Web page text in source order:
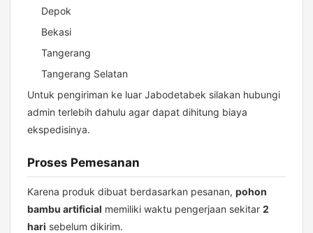
Depok
Bekasi
Tangerang
Tangerang Selatan
Untuk pengiriman ke luar Jabodetabek silakan hubungi
admin terlebih dahulu agar dapat dihitung biaya
ekspedisinya.
Proses Pemesanan
Karena produk dibuat berdasarkan pesanan, pohon
bambu artificial memiliki waktu pengerjaan sekitar 2
hari sebelum dikirim.